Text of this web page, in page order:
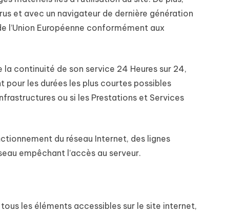
et avec un navigateur de dernière génération
l’Union Européenne conformément aux
la continuité de son service 24 Heures sur 24,
pour les durées les plus courtes possibles
ou si les Prestations et Services
du réseau Internet, des lignes
empêchant l’accès au serveur.
les éléments accessibles sur le site internet,